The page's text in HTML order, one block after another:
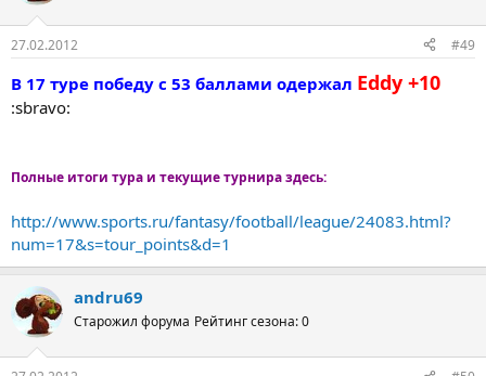
27.02.2012 #49
В 17 туре победу с 53 баллами одержал Eddy +10
:sbravo:
Полные итоги тура и текущие турнира здесь:
http://www.sports.ru/fantasy/football/league/24083.html?
num=17&s=tour_points&d=1
andru69
Старожил форума Рейтинг сезона: 0